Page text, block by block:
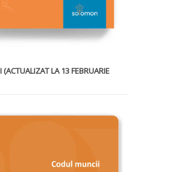
LA 13 FEBRUARIE